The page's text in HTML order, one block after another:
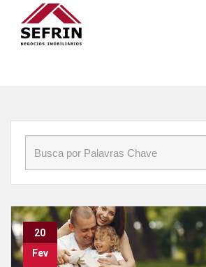
Início»Blog »Lazer em Cacoal
20
Fev